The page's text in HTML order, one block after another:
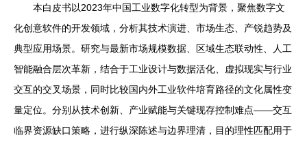
本白皮书以2023年中国工业数字化转型为背景，聚焦数字文
化创意软件的开发领域，分析其技术演进、市场生态、产锐趋势及
典型应用场景。研究与最新市场规模数据、区域生态联动性、人工
智能融合层次革新，结合于工业设计与数据活化、虚拟现实与行业
交互的交叉场景，同时比较国内外工业软件培育路径的文化属性变
量定位。分别从技术创新、产业赋能与关键现存控制难点——交互
临界资源缺口策略，进行纵深陈述与边界理清，目的理性匹配用于